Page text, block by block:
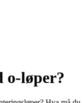
o-løper?